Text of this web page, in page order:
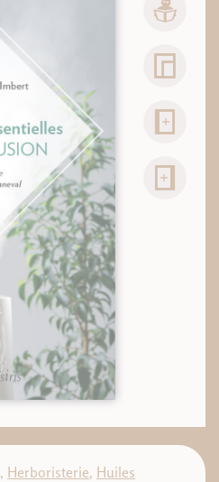
, Herboristerie, Huiles